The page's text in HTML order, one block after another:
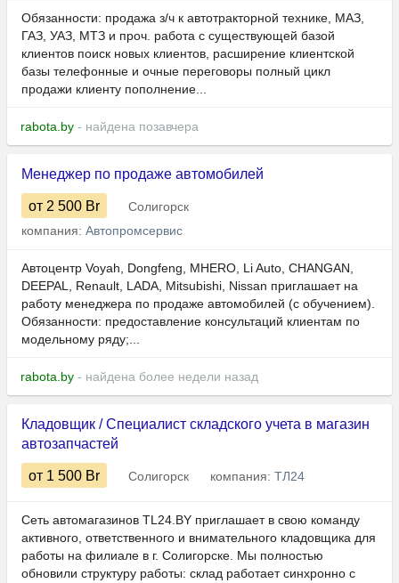
Обязанности: продажа з/ч к автотракторной технике, МАЗ,
ГАЗ, УАЗ, МТЗ и проч. работа с существующей базой
клиентов поиск новых клиентов, расширение клиентской
базы телефонные и очные переговоры полный цикл
продажи клиенту пополнение...
rabota.by - найдена позавчера
Менеджер по продаже автомобилей
от 2 500 Br
Солигорск
компания: Автопромсервис
Автоцентр Voyah, Dongfeng, MHERO, Li Auto, CHANGAN,
DEEPAL, Renault, LADA, Mitsubishi, Nissan приглашает на
работу менеджера по продаже автомобилей (с обучением).
Обязанности: предоставление консультаций клиентам по
модельному ряду;...
rabota.by - найдена более недели назад
Кладовщик / Специалист складского учета в магазин
автозапчастей
от 1 500 Br Солигорск компания: ТЛ24
Сеть автомагазинов TL24.BY приглашает в свою команду
активного, ответственного и внимательного кладовщика для
работы на филиале в г. Солигорске. Мы полностью
обновили структуру работы: склад работает синхронно с